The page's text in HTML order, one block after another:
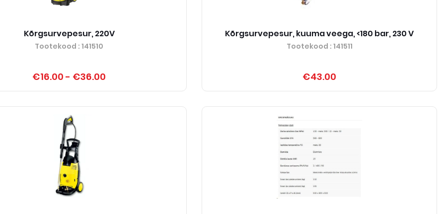
Kõrgsurvepesur, 220V
Tootekood : 141510
€16.00 - €36.00
Kõrgsurvepesur, kuuma veega, <180 bar, 230 V
Tootekood : 141511
€43.00